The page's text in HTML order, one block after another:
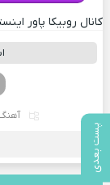
پست بعدی
کانال روبیکا پاور